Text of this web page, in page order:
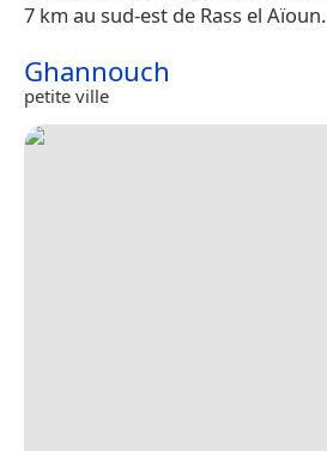
7 km au sud-est de Rass el Aïoun.
Ghannouch
petite ville